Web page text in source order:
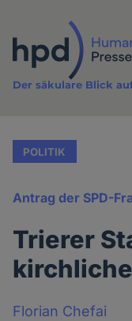
Inhalt
Der säkulare Blick
POLITIK
Antrag der SPD-
Trierer
Florian Chefai